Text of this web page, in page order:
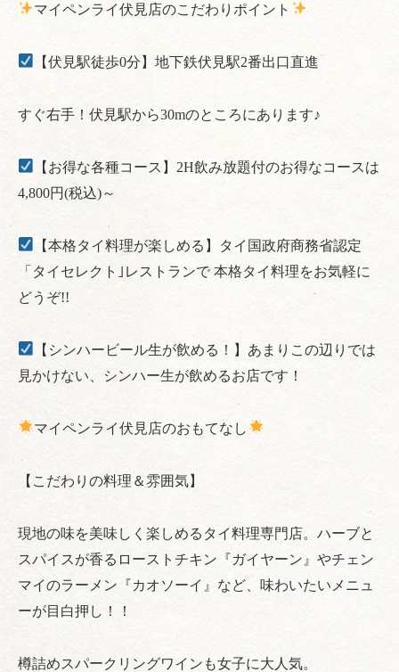
マイペンライ伏見店のこだわりポイント
【伏見駅徒歩0分】地下鉄伏見駅2番出口直進
すぐ右手！伏見駅から30mのところにあります♪
【お得な各種コース】2H飲み放題付のお得なコースは
4,800円(税込)～
【本格タイ料理が楽しめる】タイ国政府商務省認定
「タイセレクト｣レストランで 本格タイ料理をお気軽に
どうぞ!!
【シンハービール生が飲める！】あまりこの辺りでは
見かけない、シンハー生が飲めるお店です！
マイペンライ伏見店のおもてなし
【こだわりの料理＆雰囲気】
現地の味を美味しく楽しめるタイ料理専門店。ハーブと
スパイスが香るローストチキン『ガイヤーン』やチェン
マイのラーメン『カオソーイ』など、味わいたいメニュ
ーが目白押し！！
樽詰めスパークリングワインも女子に大人気。